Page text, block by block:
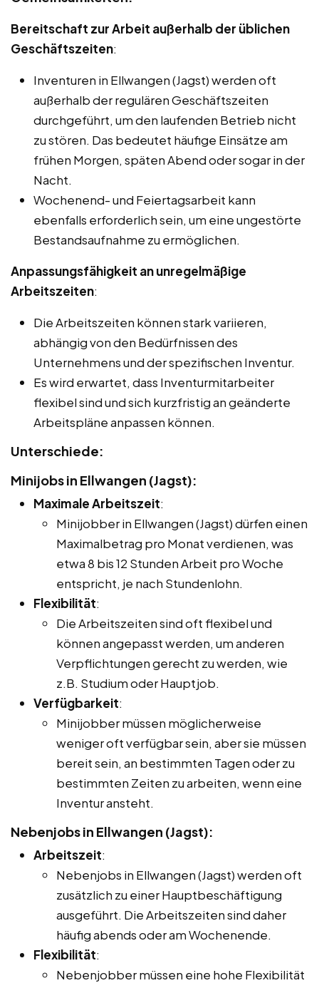
Bereitschaft zur Arbeit außerhalb der üblichen
Geschäftszeiten:
Inventuren in Ellwangen (Jagst) werden oft
außerhalb der regulären Geschäftszeiten
durchgeführt, um den laufenden Betrieb nicht
zu stören. Das bedeutet häufige Einsätze am
frühen Morgen, späten Abend oder sogar in der
Nacht.
Wochenend- und Feiertagsarbeit kann
ebenfalls erforderlich sein, um eine ungestörte
Bestandsaufnahme zu ermöglichen.
Anpassungsfähigkeit an unregelmäßige
Arbeitszeiten:
Die Arbeitszeiten können stark variieren,
abhängig von den Bedürfnissen des
Unternehmens und der spezifischen Inventur.
Es wird erwartet, dass Inventurmitarbeiter
flexibel sind und sich kurzfristig an geänderte
Arbeitspläne anpassen können.
Unterschiede:
Minijobs in Ellwangen (Jagst):
Maximale Arbeitszeit:
Minijobber in Ellwangen (Jagst) dürfen einen
Maximalbetrag pro Monat verdienen, was
etwa 8 bis 12 Stunden Arbeit pro Woche
entspricht, je nach Stundenlohn.
Flexibilität:
Die Arbeitszeiten sind oft flexibel und
können angepasst werden, um anderen
Verpflichtungen gerecht zu werden, wie
z.B. Studium oder Hauptjob.
Verfügbarkeit:
Minijobber müssen möglicherweise
weniger oft verfügbar sein, aber sie müssen
bereit sein, an bestimmten Tagen oder zu
bestimmten Zeiten zu arbeiten, wenn eine
Inventur ansteht.
Nebenjobs in Ellwangen (Jagst):
Arbeitszeit:
Nebenjobs in Ellwangen (Jagst) werden oft
zusätzlich zu einer Hauptbeschäftigung
ausgeführt. Die Arbeitszeiten sind daher
häufig abends oder am Wochenende.
Flexibilität:
Nebenjobber müssen eine hohe Flexibilität